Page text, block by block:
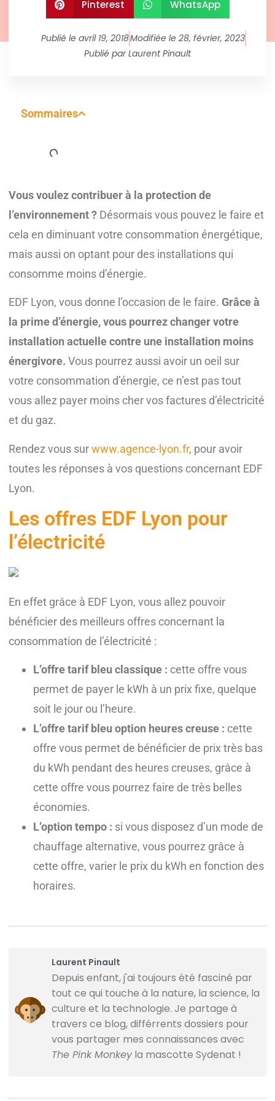
Pinterest WhatsApp
Publié le avril 19, 2018Modifiée le 28, février, 2023
Publié parLaurent Pinault
Sommaires
Vous voulez contribuer à la protection de
l’environnement ? Désormais vous pouvez le faire et
cela en diminuant votre consommation énergétique,
mais aussi on optant pour des installations qui
consomme moins d’énergie.
EDF Lyon, vous donne l’occasion de le faire. Grâce à
la prime d’énergie, vous pourrez changer votre
installation actuelle contre une installation moins
énergivore. Vous pourrez aussi avoir un oeil sur
votre consommation d’énergie, ce n’est pas tout
vous allez payer moins cher vos factures d’électricité
et du gaz.
Rendez vous surwww.agence-lyon.fr, pour avoir
toutes les réponses à vos questions concernant EDF
Lyon.
Les offres EDF Lyon pour
l’électricité
En effet grâce à EDF Lyon, vous allez pouvoir
bénéficier des meilleurs offres concernant la
consommation de l’électricité :
L’offre tarif bleu classique : cette offre vous
permet de payer le kWh à un prix fixe, quelque
soit le jour ou l’heure.
L’offre tarif bleu option heures creuse : cette
offre vous permet de bénéficier de prix très bas
du kWh pendant des heures creuses, grâce à
cette offre vous pourrez faire de très belles
économies.
L’option tempo : si vous disposez d’un mode de
chauffage alternative, vous pourrez grâce à
cette offre, varier le prix du kWh en fonction des
horaires.
Laurent Pinault
Depuis enfant, j'ai toujours été fasciné par
tout ce qui touche à la nature, la science, la
culture et la technologie. Je partage à
travers ce blog, différrents dossiers pour
vous partager mes connaissances avec
The Pink Monkeyla mascotte Sydenat !